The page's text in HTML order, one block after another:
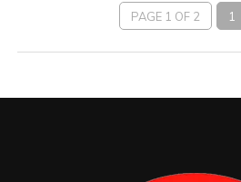
PAGE 1 OF 2 1